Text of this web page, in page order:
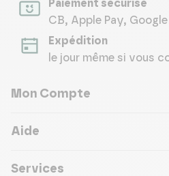
Paiement sécurisé
CB, Apple Pay,
Expédition
le jour même si vous
Mon Compte
Aide
Services